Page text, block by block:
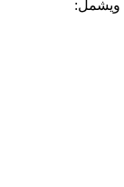
ويشمل: